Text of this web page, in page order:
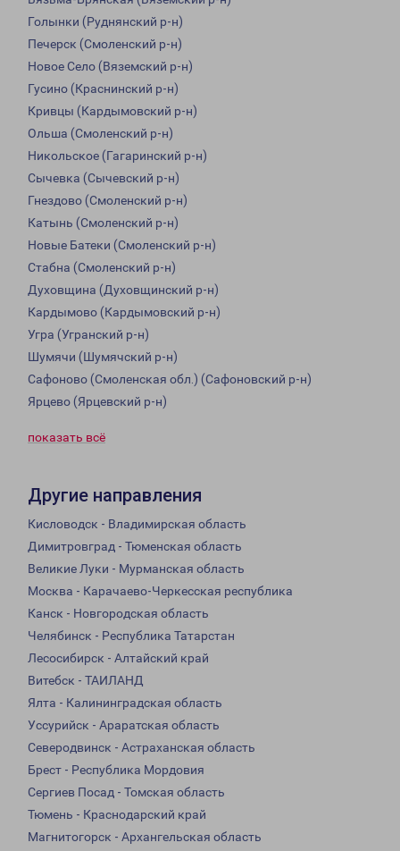
Голынки (Руднянский р-н)
Печерск (Смоленский р-н)
Новое Село (Вяземский р-н)
Гусино (Краснинский р-н)
Кривцы (Кардымовский р-н)
Ольша (Смоленский р-н)
Никольское (Гагаринский р-н)
Сычевка (Сычевский р-н)
Гнездово (Смоленский р-н)
Катынь (Смоленский р-н)
Новые Батеки (Смоленский р-н)
Стабна (Смоленский р-н)
Духовщина (Духовщинский р-н)
Кардымово (Кардымовский р-н)
Угра (Угранский р-н)
Шумячи (Шумячский р-н)
Сафоново (Смоленская обл.) (Сафоновский р-н)
Ярцево (Ярцевский р-н)
показать всё
Другие направления
Кисловодск - Владимирская область
Димитровград - Тюменская область
Великие Луки - Мурманская область
Москва - Карачаево-Черкесская республика
Канск - Новгородская область
Челябинск - Республика Татарстан
Лесосибирск - Алтайский край
Витебск - ТАИЛАНД
Ялта - Калининградская область
Уссурийск - Араратская область
Северодвинск - Астраханская область
Брест - Республика Мордовия
Сергиев Посад - Томская область
Тюмень - Краснодарский край
Магнитогорск - Архангельская область